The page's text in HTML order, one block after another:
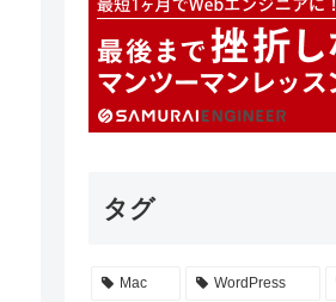
タグ
Mac WordPress